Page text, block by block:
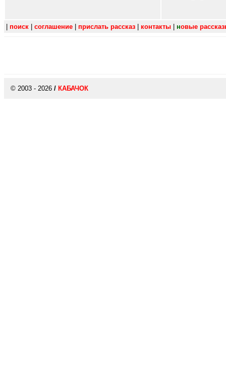
поиск соглашение прислать рассказ контакты новые
© 2003 - 2026 / КАБАЧОК